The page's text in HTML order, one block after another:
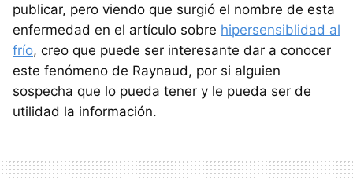
publicar, pero viendo que surgió el nombre de esta
enfermedad en el artículo sobre hipersensiblidad al
frío, creo que puede ser interesante dar a conocer
este fenómeno de Raynaud, por si alguien
sospecha que lo pueda tener y le pueda ser de
utilidad la información.